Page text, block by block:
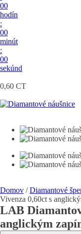
00
hodín
:
00
minút
:
00
sekúnd
0,60 CT
Domov /Diamantové
Vivenza 0,60ct s
LAB
anglickým